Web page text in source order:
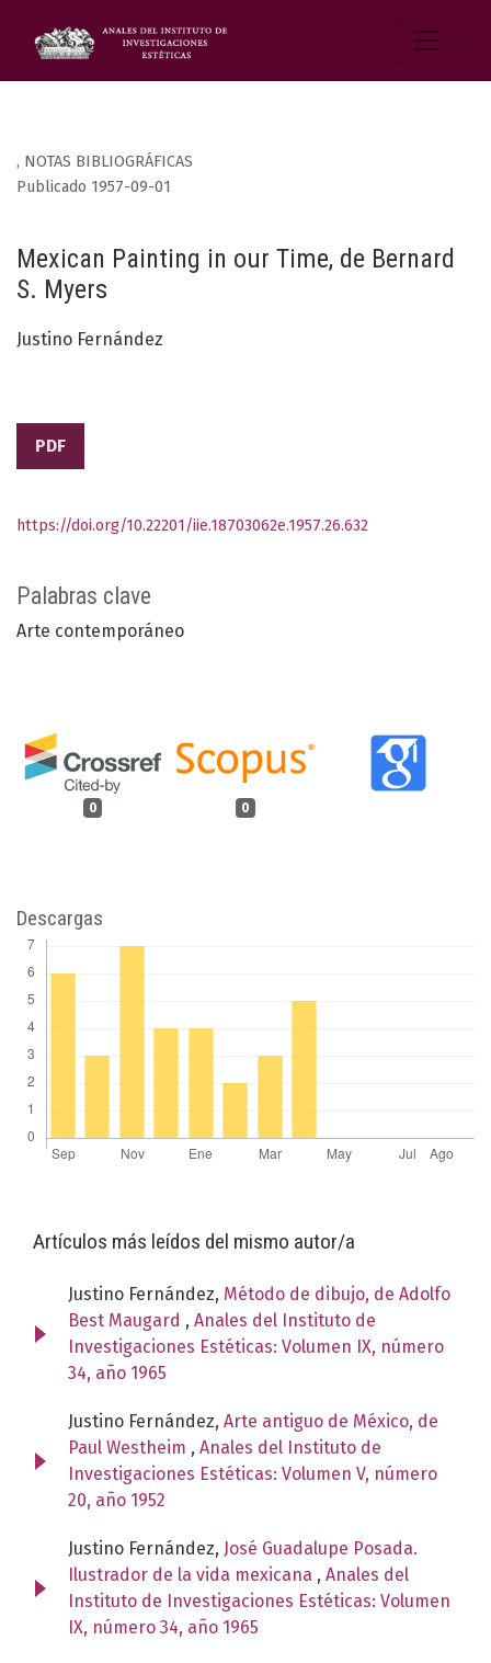
, NOTAS BIBLIOGRÁFICAS
Mexican Painting in our Time, de Bernard
S. Myers
Publicado 1957-09-01
Justino Fernández
PDF
Palabras clave
Arte contemporáneo
0 0
https://doi.org/10.22201/iie.18703062e.1957.26.632
Descargas
Artículos más leídos del mismo autor/a
Justino Fernández, Método de dibujo, de Adolfo
Best Maugard , Anales del Instituto de
Investigaciones Estéticas: Volumen IX, número
34, año 1965
Justino Fernández, Arte antiguo de México, de
Paul Westheim , Anales del Instituto de
Investigaciones Estéticas: Volumen V, número
20, año 1952
Justino Fernández, José Guadalupe Posada.
Ilustrador de la vida mexicana , Anales del
Instituto de Investigaciones Estéticas: Volumen
IX, número 34, año 1965